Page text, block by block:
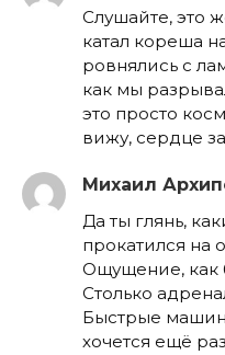
Слушайте, это
катал кореша
ровнялись с
как мы
это просто
вижу, сердце
Михаил
Да ты глянь,
прокатился на
Ощущение, как
Столько
Быстрые
хочется ещё